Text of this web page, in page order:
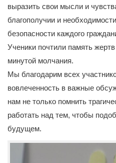
выразить свои мысли и
благополучии и
безопасности каждого
Ученики почтили память
минутой молчания.
Мы благодарим всех
вовлеченность в важные
нам не только помнить
работать над тем, чтобы
будущем.